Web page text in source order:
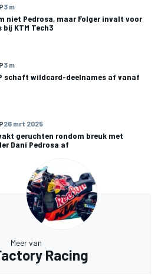
3 m
niet Pedrosa, maar Folger invalt voor
bij KTM Tech3
3 m
schaft wildcard-deelnames af vanaf
26 mrt 2025
geruchten rondom breuk met
Dani Pedrosa af
Meer van
Racing